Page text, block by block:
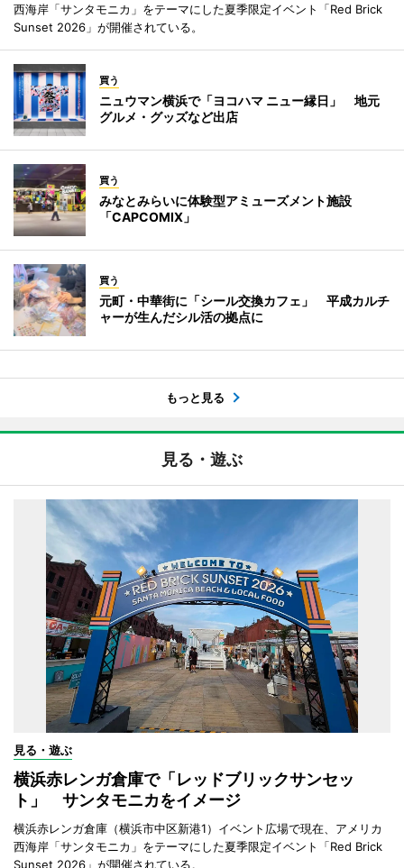
西海岸「サンタモニカ」をテーマにした夏季限定イベント「Red Brick
Sunset 2026」が開催されている。
買う
ニュウマン横浜で「ヨコハマ ニュー縁日」 地元
グルメ・グッズなど出店
買う
みなとみらいに体験型アミューズメント施設
「CAPCOMIX」
買う
元町・中華街に「シール交換カフェ」 平成カルチ
ャーが生んだシル活の拠点に
もっと見る
見る・遊ぶ
見る・遊ぶ
横浜赤レンガ倉庫で「レッドブリックサンセッ
ト」 サンタモニカをイメージ
横浜赤レンガ倉庫（横浜市中区新港1）イベント広場で現在、アメリカ
西海岸「サンタモニカ」をテーマにした夏季限定イベント「Red Brick
Sunset 2026」が開催されている。